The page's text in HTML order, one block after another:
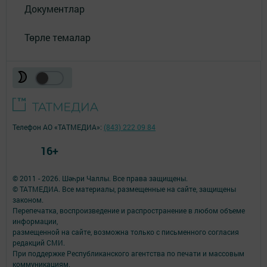
Документлар
Төрле темалар
© 2011 - 2026. Шәһри Чаллы. Все права защищены.
© ТАТМЕДИА. Все материалы, размещенные на сайте, защищены
законом.
Перепечатка, воспроизведение и распространение в любом объеме
информации,
размещенной на сайте, возможна только с письменного согласия
редакций СМИ.
При поддержке Республиканского агентства по печати и массовым
коммуникациям.
Телефон АО «ТАТМЕДИА»: (843) 222 09 84
16+